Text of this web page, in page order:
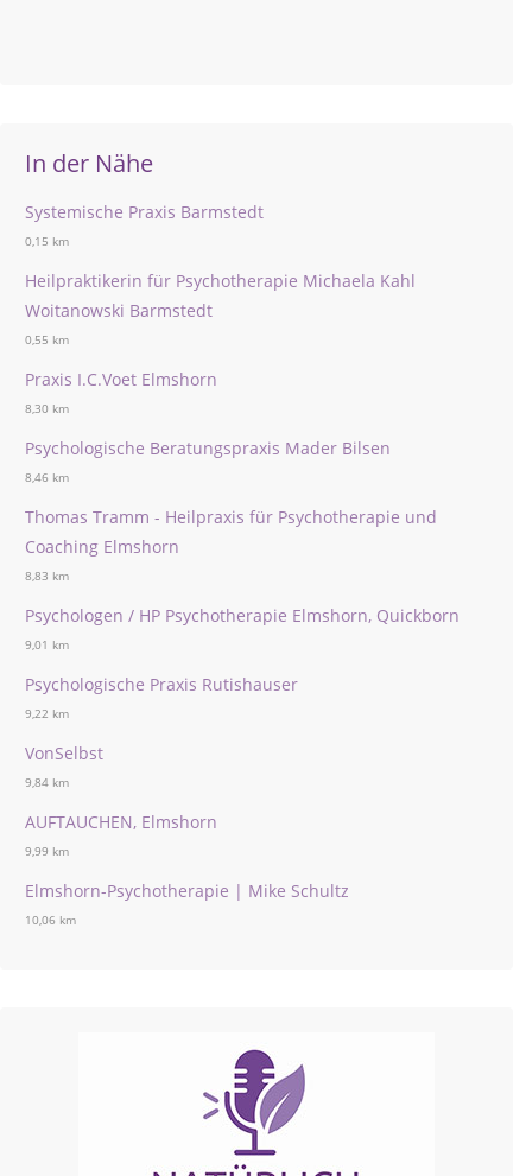
In der Nähe
Systemische Praxis Barmstedt
0,15 km
Heilpraktikerin für Psychotherapie Michaela Kahl
Woitanowski Barmstedt
0,55 km
Praxis I.C.Voet Elmshorn
8,30 km
Psychologische Beratungspraxis Mader Bilsen
8,46 km
Thomas Tramm - Heilpraxis für Psychotherapie und
Coaching Elmshorn
8,83 km
Psychologen / HP Psychotherapie Elmshorn, Quickborn
9,01 km
Psychologische Praxis Rutishauser
9,22 km
VonSelbst
9,84 km
AUFTAUCHEN, Elmshorn
9,99 km
Elmshorn-Psychotherapie | Mike Schultz
10,06 km